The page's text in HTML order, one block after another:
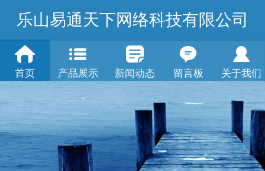
乐山易通天下网络科技有限公司
首页 产品展示 新闻动态 留言板 关于我们